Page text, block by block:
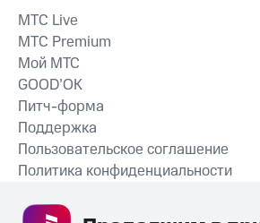
MTС Live
MTС Premium
Мой МТС
GOOD’OK
Питч-форма
Поддержка
Пользовательское соглашение
Политика конфиденциальности